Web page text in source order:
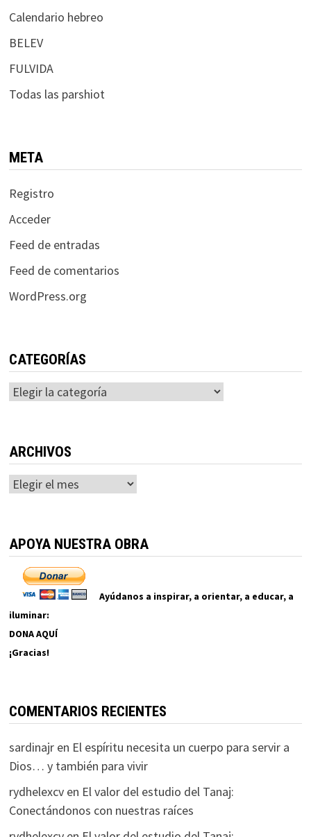
Calendario hebreo
BELEV
FULVIDA
Todas las parshiot
META
Registro
Acceder
Feed de entradas
Feed de comentarios
WordPress.org
CATEGORÍAS
Categorías
ARCHIVOS
Archivos
APOYA NUESTRA OBRA
Ayúdanos a inspirar, a orientar, a educar, a
iluminar:
DONA AQUÍ
¡Gracias!
COMENTARIOS RECIENTES
sardinajren El espíritu necesita un cuerpo para servir a
Dios… y también para vivir
rydhelexcven El valor del estudio del Tanaj:
Conectándonos con nuestras raíces